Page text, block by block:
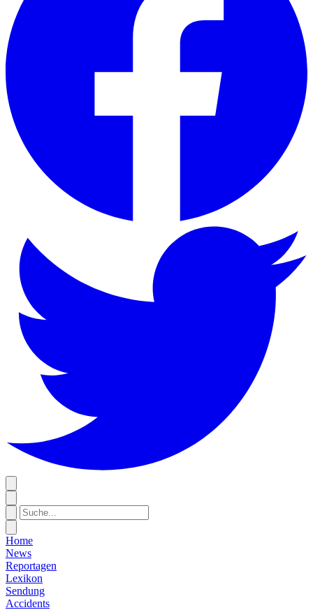
Home
News
Reportagen
Lexikon
Sendung
Accidents